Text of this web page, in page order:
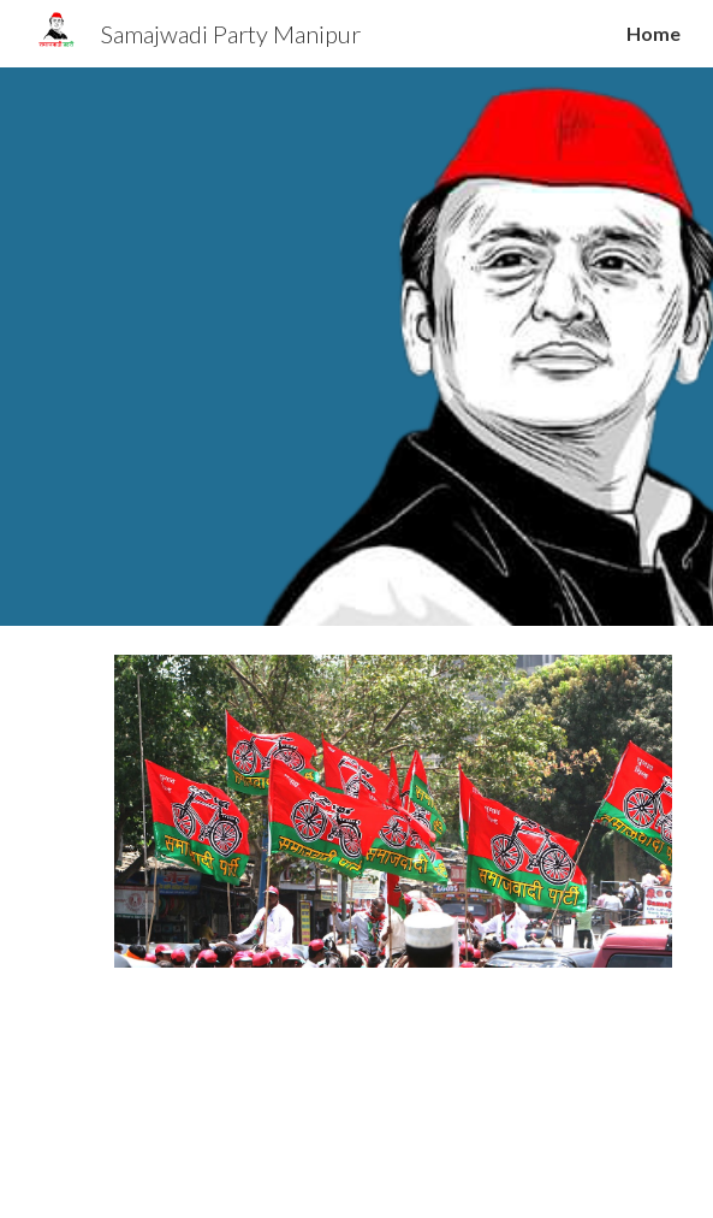
Skip to main content
Samajwadi Party Manipur Home